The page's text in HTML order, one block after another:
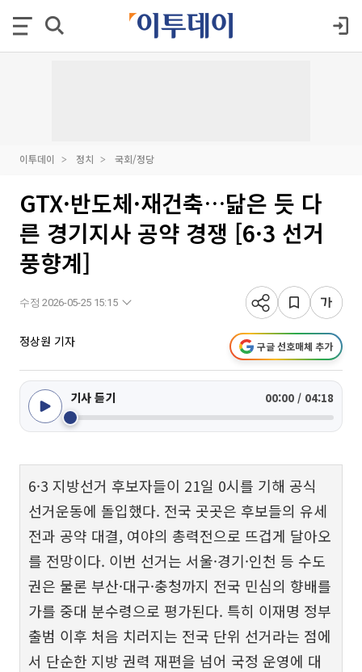
이투데이 정치 국회/정당
GTX·반도체·재건축…닮은 듯 다
른 경기지사 공약 경쟁 [6·3 선거
풍향계]
수정 2026-05-25 15:15
정상원 기자 구글 선호매체 추가
기사 듣기 00:00 / 04:18
6·3 지방선거 후보자들이 21일 0시를 기해 공식
선거운동에 돌입했다. 전국 곳곳은 후보들의 유세
전과 공약 대결, 여야의 총력전으로 뜨겁게 달아오
를 전망이다. 이번 선거는 서울·경기·인천 등 수도
권은 물론 부산·대구·충청까지 전국 민심의 향배를
가를 중대 분수령으로 평가된다. 특히 이재명 정부
출범 이후 처음 치러지는 전국 단위 선거라는 점에
서 단순한 지방 권력 재편을 넘어 국정 운영에 대